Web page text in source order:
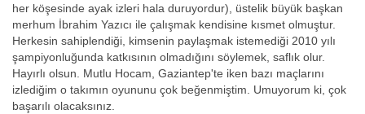
her köşesinde ayak izleri hala duruyordur), üstelik büyük başkan
merhum İbrahim Yazıcı ile çalışmak kendisine kısmet olmuştur.
Herkesin sahiplendiği, kimsenin paylaşmak istemediği 2010 yılı
şampiyonluğunda katkısının olmadığını söylemek, saflık olur.
Hayırlı olsun. Mutlu Hocam, Gaziantep'te iken bazı maçlarını
izlediğim o takımın oyununu çok beğenmiştim. Umuyorum ki, çok
başarılı olacaksınız.